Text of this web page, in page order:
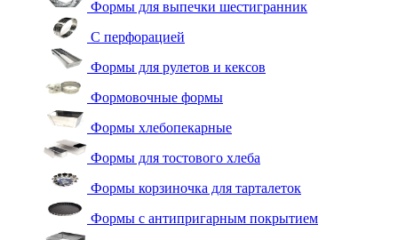
Формы для выпечки шестигранник
С перфорацией
Формы для рулетов и кексов
Формовочные формы
Формы хлебопекарные
Формы для тостового хлеба
Формы корзиночка для тарталеток
Формы с антипригарным покрытием